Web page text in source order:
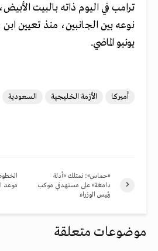
ترامب في اليوم ذاته بالبيت
نوعه بين الجانبين، منذ تعيين
يونيو الماضي.
أميركا الأزمة الخليجية السعودية
موعد
«حماس»: نمتلك «أدلة
دامغة» على مستهدفي موكب
رئيس الوزراء
موضوعات متعلقة